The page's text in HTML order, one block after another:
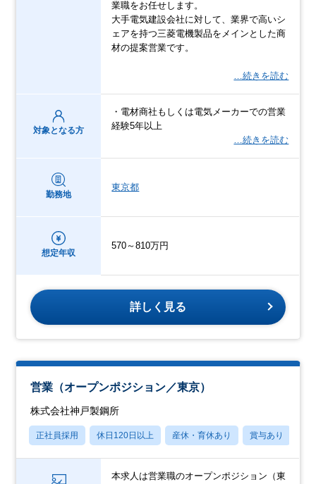
業職をお任せします。
⼤⼿電気建設会社に対して、業界で⾼いシ
ェアを持つ三菱電機製品をメインとした商
材の提案営業です。
…続きを読む
対象となる方
・電材商社もしくは電気メーカーでの営業
経験5年以上
…続きを読む
勤務地
東京都
想定年収
570～810万円
詳しく見る
営業（オープンポジション／東京）
株式会社神戸製鋼所
正社員採用 休日120日以上 産休・育休あり 賞与あり
本求人は営業職のオープンポジション（東